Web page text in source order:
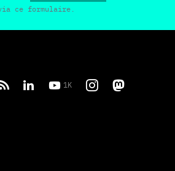
ce formulaire.
1K